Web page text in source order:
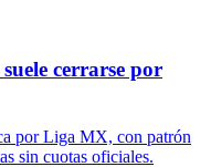
cerrarse por
por Liga MX, con patrón
sin cuotas oficiales.